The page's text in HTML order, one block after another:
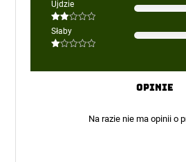
3na 5
Ujdzie
Oceniono
2na
5
Słaby
na
Opinie
Na razie nie ma opinii o